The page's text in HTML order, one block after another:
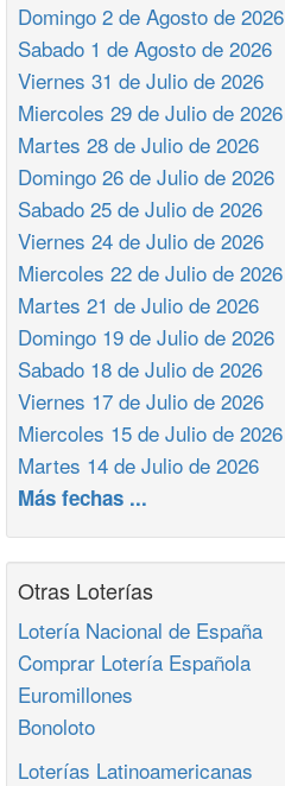
Domingo 2 de Agosto de 2026
Sabado 1 de Agosto de 2026
Viernes 31 de Julio de 2026
Miercoles 29 de Julio de 2026
Martes 28 de Julio de 2026
Domingo 26 de Julio de 2026
Sabado 25 de Julio de 2026
Viernes 24 de Julio de 2026
Miercoles 22 de Julio de 2026
Martes 21 de Julio de 2026
Domingo 19 de Julio de 2026
Sabado 18 de Julio de 2026
Viernes 17 de Julio de 2026
Miercoles 15 de Julio de 2026
Martes 14 de Julio de 2026
Más fechas ...
Otras Loterías
Lotería Nacional de España
Comprar Lotería Española
Euromillones
Bonoloto
Loterías Latinoamericanas